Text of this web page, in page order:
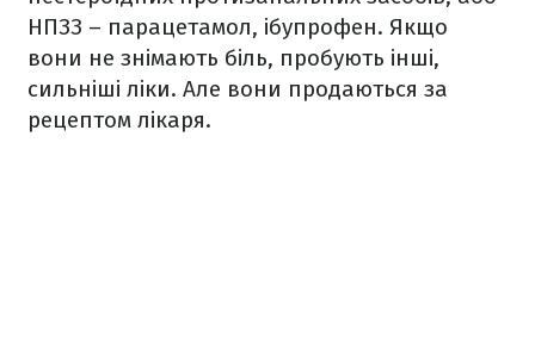
НПЗЗ – парацетамол, ібупрофен. Якщо
вони не знімають біль, пробують інші,
сильніші ліки. Але вони продаються за
рецептом лікаря.